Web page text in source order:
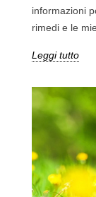
informazioni
rimedi e le
Leggi tutto